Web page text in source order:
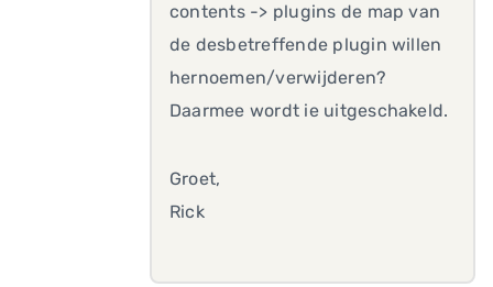
contents -> plugins de map van
de desbetreffende plugin willen
hernoemen/verwijderen?
Daarmee wordt ie uitgeschakeld.
Groet,
Rick